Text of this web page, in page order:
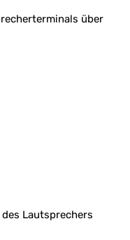
über
Lautsprechers